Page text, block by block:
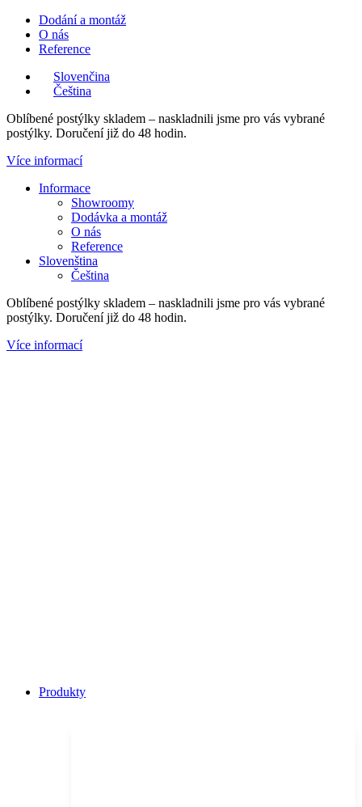
Přejít
obsahu
Dodání a montáž
O nás
Reference
Slovenčina
Čeština
Oblíbené postýlky skladem – naskladnili jsme pro vás vybrané
postýlky. Doručení již do 48 hodin.
Více informací
Main
Informace
Showroomy
Dodávka a montáž
O nás
Reference
Slovenština
Čeština
Oblíbené postýlky skladem – naskladnili jsme pro vás vybrané
postýlky. Doručení již do 48 hodin.
Více informací
Main
Produkty